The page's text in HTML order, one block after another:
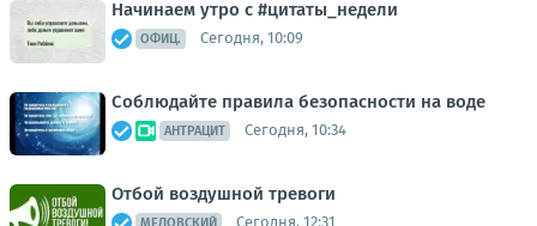
Начинаем утро с #цитаты_недели
ОФИЦ. Сегодня, 10:09
Соблюдайте правила безопасности на воде
АНТРАЦИТ Сегодня, 10:34
Отбой воздушной тревоги
Сегодня, 12:31